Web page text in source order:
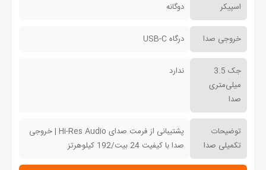
اسپیکر دوگانه
خروجی صدا درگاه USB-C
جک 3.5
میلی‌متری
صدا
ندارد
توضیحات
تکمیلی صدا
پشتیبانی از فرمت صدای Hi-Res Audio | خروجی
صدا با کیفیت 24 بیت/192 کیلوهرتز